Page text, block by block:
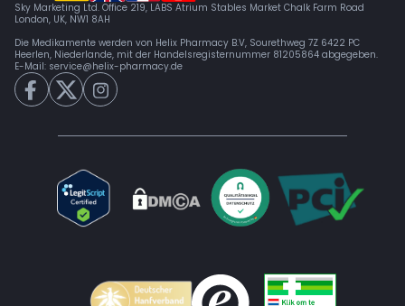
Sky Marketing Ltd. Office 219, LABS Atrium Stables Market Chalk Farm Road
London, UK, NW1 8AH
Die Medikamente werden von Helix Pharmacy B.V, Sourethweg 7Z 6422 PC
Heerlen, Niederlande, mit der Handelsregisternummer 81205864 abgegeben.
E-Mail: service@helix-pharmacy.de